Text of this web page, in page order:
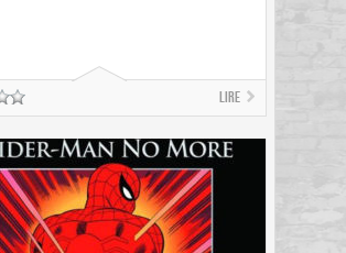
Lire